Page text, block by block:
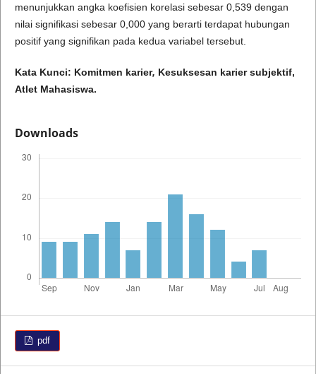
menunjukkan angka koefisien korelasi sebesar 0,539 dengan
nilai signifikasi sebesar 0,000 yang berarti terdapat hubungan
positif yang signifikan pada kedua variabel tersebut.
Kata Kunci: Komitmen karier, Kesuksesan karier subjektif,
Atlet Mahasiswa.
Downloads
pdf